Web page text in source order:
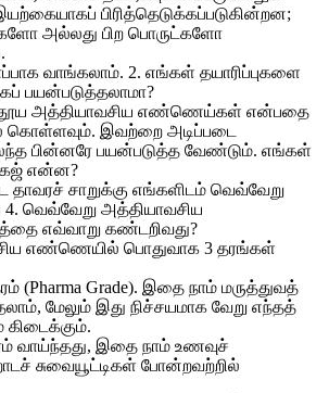
பிரித்தெடுக்கப்படுகின்றன;
அல்லது பிற பொருட்களோ
வாங்கலாம். 2. எங்கள் தயாரிப்புகளை
பயன்படுத்தலாமா?
தூய அத்தியாவசிய எண்ணெய்கள் என்பதை
இவற்றை அடிப்படை
பின்னரே பயன்படுத்த வேண்டும். எங்கள்
என்ன?
சாறுக்கு எங்களிடம் வெவ்வேறு
வெவ்வேறு அத்தியாவசிய
எவ்வாறு கண்டறிவது?
எண்ணெயில் பொதுவாக 3 தரங்கள்
(Pharma Grade). இதை நாம் மருத்துவத்
மேலும் இது நிச்சயமாக வேறு எந்தத்
கிடைக்கும்.
வாய்ந்தது, இதை நாம் உணவுச்
சுவையூட்டிகள் போன்றவற்றில்